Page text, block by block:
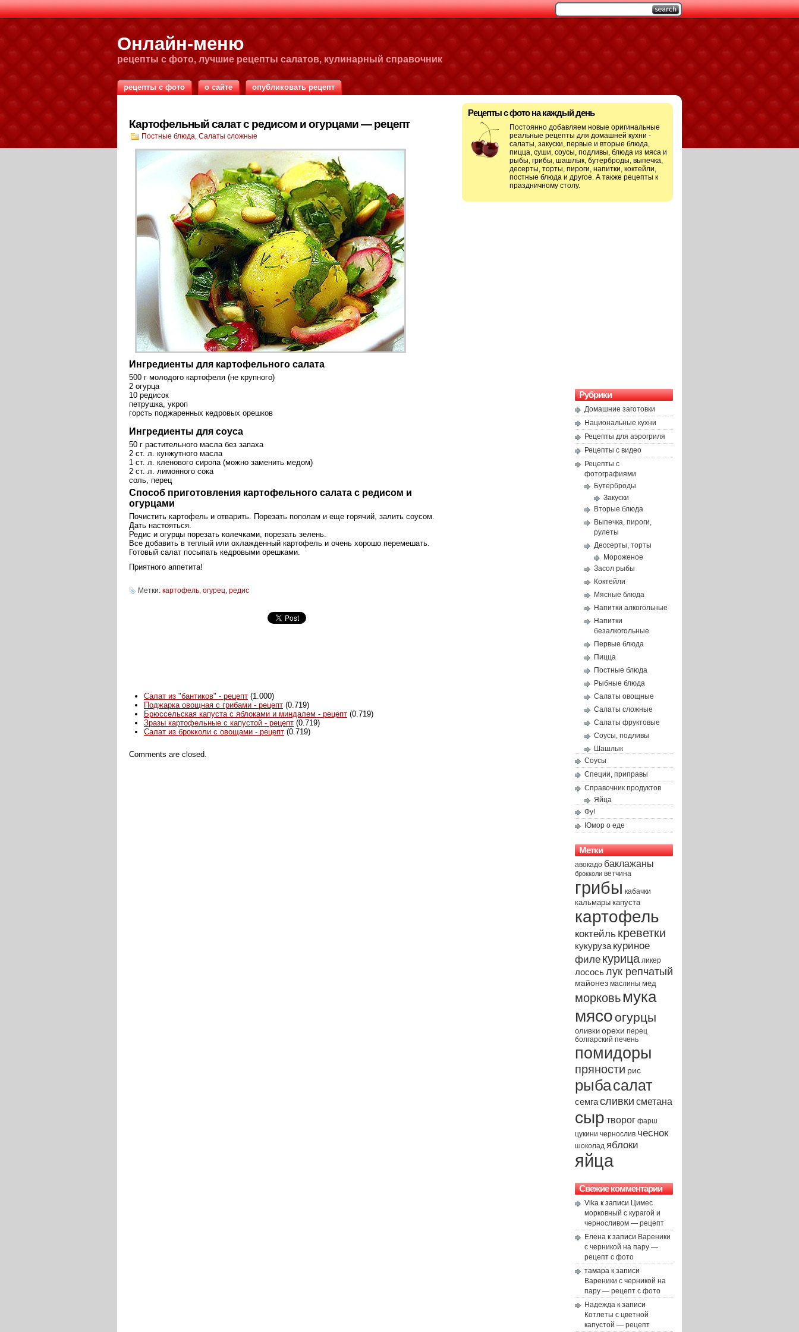
Онлайн-меню
рецепты с фото, лучшие рецепты салатов, кулинарный справочник
рецепты с фото о сайте опубликовать рецепт
Картофельный салат с редисом и огурцами — рецепт
Постные блюда, Салаты сложные
Ингредиенты для картофельного салата
500 г молодого картофеля (не крупного)
2 огурца
10 редисок
петрушка, укроп
горсть поджаренных кедровых орешков
Ингредиенты для соуса
50 г растительного масла без запаха
2 ст. л. кунжутного масла
1 ст. л. кленового сиропа (можно заменить медом)
2 ст. л. лимонного сока
соль, перец
Способ приготовления картофельного салата с редисом и
огурцами
Почистить картофель и отварить. Порезать пополам и еще горячий, залить соусом.
Дать настояться.
Редис и огурцы порезать колечками, порезать зелень.
Все добавить в теплый или охлажденный картофель и очень хорошо перемешать.
Готовый салат посыпать кедровыми орешками.
Приятного аппетита!
Метки: картофель, огурец, редис
Салат из "бантиков" - рецепт (1.000)
Поджарка овощная с грибами - рецепт (0.719)
Брюссельская капуста с яблоками и миндалем - рецепт (0.719)
Зразы картофельные с капустой - рецепт (0.719)
Салат из брокколи с овощами - рецепт (0.719)
Comments are closed.
Рецепты с фото на каждый день
Постоянно добавляем новые оригинальные
реальные рецепты для домашней кухни -
салаты, закуски, первые и вторые блюда,
пицца, суши, соусы, подливы, блюда из мяса и
рыбы, грибы, шашлык, бутерброды, выпечка,
десерты, торты, пироги, напитки, коктейли,
постные блюда и другое. А также рецепты к
праздничному столу.
Рубрики
Домашние заготовки
Национальные кухни
Рецепты для аэрогриля
Рецепты с видео
Рецепты с
фотографиями
Бутерброды
Закуски
Вторые блюда
Выпечка, пироги,
рулеты
Дессерты, торты
Мороженое
Засол рыбы
Коктейли
Мясные блюда
Напитки алкогольные
Напитки
безалкогольные
Первые блюда
Пицца
Постные блюда
Рыбные блюда
Салаты овощные
Салаты сложные
Салаты фруктовые
Соусы, подливы
Шашлык
Соусы
Специи, приправы
Справочник продуктов
Яйца
Фу!
Юмор о еде
Метки
авокадо баклажаны
брокколи ветчина
грибы кабачки
кальмары капуста
картофель
коктейль креветки
кукуруза куриное
филе курица ликер
лососьлук репчатый
майонез маслины мед
морковьмука
мясо огурцы
оливки орехи перец
болгарский печень
помидоры
пряности рис
рыбасалат
семгасливки сметана
сыр творог фарш
цукини чернослив чеснок
шоколад яблоки
яйца
Свежие комментарии
Vika к записи Цимес
морковный с курагой и
черносливом — рецепт
Елена к записи Вареники
с черникой на пару —
рецепт с фото
тамара к записи
Вареники с черникой на
пару — рецепт с фото
Надежда к записи
Котлеты с цветной
капустой — рецепт